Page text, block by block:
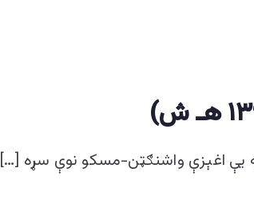
يې اغېزې واشنګټن-مسکو نوې سړه […]